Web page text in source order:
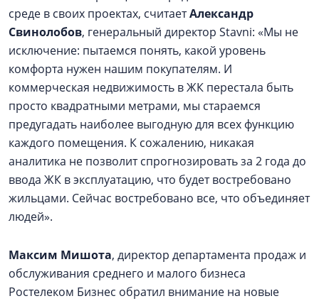
среде в своих проектах, считаетАлександр
Свинолобов, генеральный директор Stavni: «Мы не
исключение: пытаемся понять, какой уровень
комфорта нужен нашим покупателям. И
коммерческая недвижимость в ЖК перестала быть
просто квадратными метрами, мы стараемся
предугадать наиболее выгодную для всех функцию
каждого помещения. К сожалению, никакая
аналитика не позволит спрогнозировать за 2 года до
ввода ЖК в эксплуатацию, что будет востребовано
жильцами. Сейчас востребовано все, что объединяет
людей».
Максим Мишота, директор департамента продаж и
обслуживания среднего и малого бизнеса
Ростелеком Бизнес обратил внимание на новые